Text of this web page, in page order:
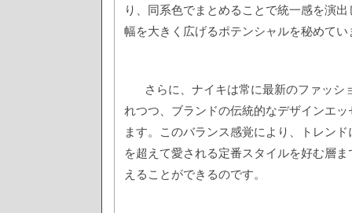
り、同系色でまとめることで統一感を演
幅を大きく広げるポテンシャルを秘めてい
さらに、ナイキは常に最新のファッシ
れつつ、ブランドの伝統的なデザインエ
ます。このバランス感覚により、トレン
を超えて愛される定番スタイルを好む層
えることができるのです。